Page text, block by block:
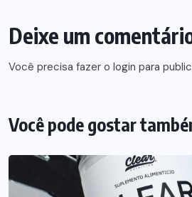
Deixe um
Você precisa fazer o login para
Você pode gostar